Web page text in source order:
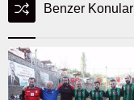
Benzer Konular